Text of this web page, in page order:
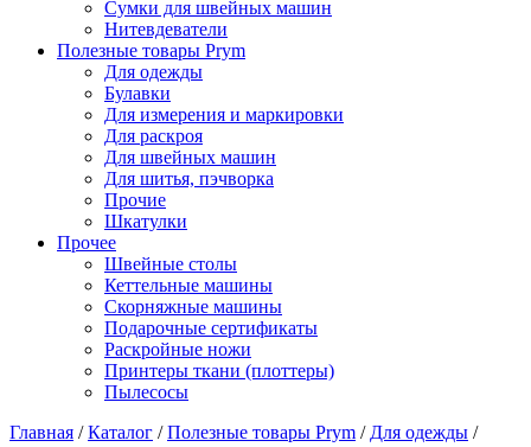
Сумки для швейных машин
Нитевдеватели
Полезные товары Prym
Для одежды
Булавки
Для измерения и маркировки
Для раскроя
Для швейных машин
Для шитья, пэчворка
Прочие
Шкатулки
Прочее
Швейные столы
Кеттельные машины
Скорняжные машины
Подарочные сертификаты
Раскройные ножи
Принтеры ткани (плоттеры)
Пылесосы
Главная /Каталог /Полезные товары Prym / Для одежды /